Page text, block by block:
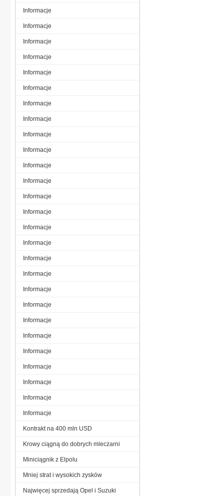
Informacje
Informacje
Informacje
Informacje
Informacje
Informacje
Informacje
Informacje
Informacje
Informacje
Informacje
Informacje
Informacje
Informacje
Informacje
Informacje
Informacje
Informacje
Informacje
Informacje
Informacje
Informacje
Informacje
Informacje
Informacje
Informacje
Informacje
Kontrakt na 400 mln USD
Krowy ciągną do dobrych mleczarni
Miniciągnik z Elpolu
Mniej strat i wysokich zysków
Najwięcej sprzedają Opel i Suzuki